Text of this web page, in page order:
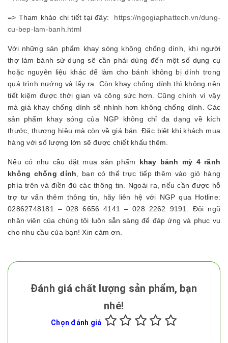
=> Tham khảo chi tiết tại đây: https://ngogiaphattech.vn/dung-
cu-bep-lam-banh.html
Với những sản phẩm khay sóng không chống dính, khi người
thợ làm bánh sử dụng sẽ cần phải dùng đến một số dụng cụ
hoặc nguyên liệu khác để làm cho bánh không bị dính trong
quá trình nướng và lấy ra. Còn khay chống dính thì không nên
tiết kiệm được thời gian và công sức hơn. Cũng chính vì vậy
mà giá khay chống dính sẽ nhỉnh hơn không chống dính. Các
sản phẩm khay sóng của NGP không chỉ đa dạng về kích
thước, thương hiệu mà còn về giá bán. Đặc biệt khi khách mua
hàng với số lượng lớn sẽ được chiết khấu thêm.
Nếu có nhu cầu đặt mua sản phẩm khay bánh mỳ 4 rãnh
không chống dính , bạn có thể trực tiếp thêm vào giỏ hàng
phía trên và điền đủ các thông tin. Ngoài ra, nếu cần được hỗ
trợ tư vấn thêm thông tin, hãy liên hệ với NGP qua Hotline:
02862748181 – 028 6656 4141 – 028 2262 9191. Đội ngũ
nhân viên của chúng tôi luôn sẵn sàng để đáp ứng và phục vụ
cho nhu cầu của bạn! Xin cảm ơn.
Đánh giá chất lượng sản phẩm, bạn
nhé!
Chọn đánh giá